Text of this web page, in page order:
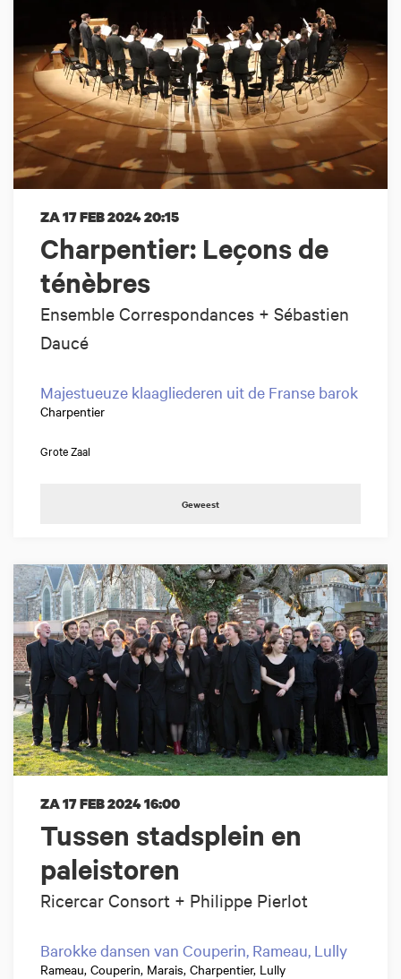
Charpentier: Leçons de
ténèbres
Ensemble Correspondances + Sébastien
Daucé
ZA 17 FEB 202420:15
Majestueuze klaagliederen uit de Franse barok
Charpentier
Grote Zaal
Geweest
Tussen stadsplein en
paleistoren
Ricercar Consort + Philippe Pierlot
ZA 17 FEB 202416:00
Barokke dansen van Couperin, Rameau, Lully
Rameau, Couperin, Marais, Charpentier, Lully